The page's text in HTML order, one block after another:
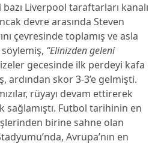
Liverpool taraftarları kanalı
devre arasında Steven
çevresinde toplamış ve asla
söylemiş, “Elinizden geleni
gecesinde ilk perdeyi kafa
ardından skor 3-3’e gelmişti.
rüyayı devam ettirerek
Futbol tarihinin en
birine sahne olan
Avrupa’nın en